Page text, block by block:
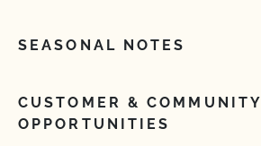
SEASONAL NOTES
CUSTOMER & COMMUNITY
OPPORTUNITIES